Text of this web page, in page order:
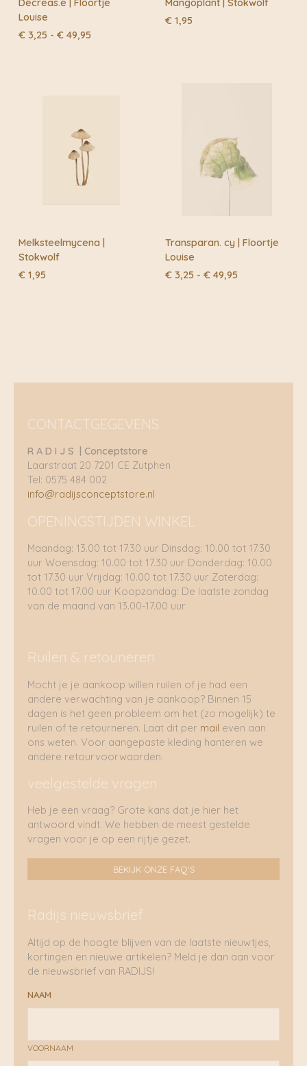
Louise
€ 3,25 - € 49,95
€ 1,95
Melksteelmycena |
Stokwolf
€ 1,95
Transparan. cy | Floortje
Louise
€ 3,25 - € 49,95
CONTACTGEGEVENS
R A D I J S | Conceptstore
Laarstraat 20 7201 CE Zutphen
Tel: 0575 484 002
info@radijsconceptstore.nl
OPENINGSTIJDEN WINKEL
Maandag: 13.00 tot 17.30 uur Dinsdag: 10.00 tot 17.30
uur Woensdag: 10.00 tot 17.30 uur Donderdag: 10.00
tot 17.30 uur Vrijdag: 10.00 tot 17.30 uur Zaterdag:
10.00 tot 17.00 uur Koopzondag: De laatste zondag
van de maand van 13.00-17.00 uur
Ruilen & retouneren
Mocht je je aankoop willen ruilen of je had een
andere verwachting van je aankoop? Binnen 15
dagen is het geen probleem om het (zo mogelijk) te
ruilen of te retourneren. Laat dit per mail even aan
ons weten. Voor aangepaste kleding hanteren we
andere retourvoorwaarden.
veelgestelde vragen
Heb je een vraag? Grote kans dat je hier het
antwoord vindt. We hebben de meest gestelde
vragen voor je op een rijtje gezet.
BEKIJK ONZE FAQ'S
Radijs nieuwsbrief
Altijd op de hoogte blijven van de laatste nieuwtjes,
kortingen en nieuwe artikelen? Meld je dan aan voor
de nieuwsbrief van RADIJS!
NAAM
VOORNAAM